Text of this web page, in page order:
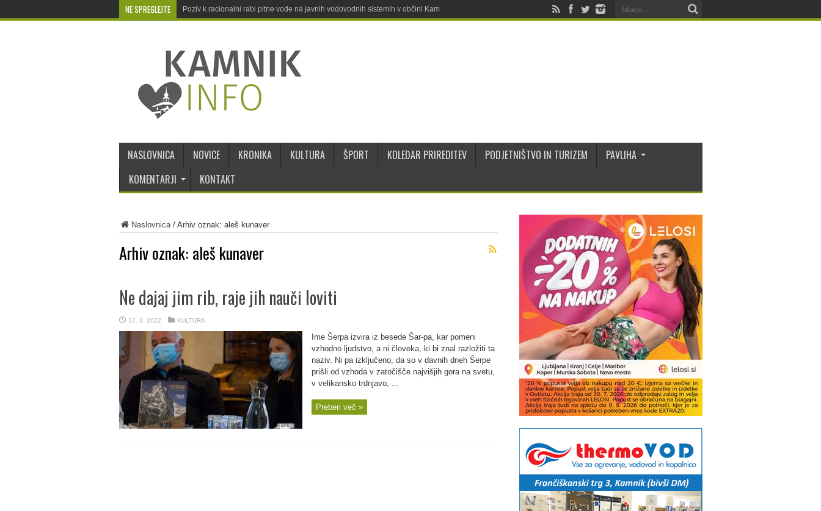
NE SPREGLEJTE Poziv k racionalni rabi pitne vode na javnih vodovodnih sistemih v občini Kamnik
NASLOVNICA NOVICE KRONIKA KULTURA ŠPORT KOLEDAR PRIREDITEV PODJETNIŠTVO IN TURIZEM
PAVLIHA
KOMENTARJI
KONTAKT
Naslovnica/ Arhiv oznak: aleš kunaver
Arhiv oznak: aleš kunaver
Ne dajaj jim rib, raje jih nauči loviti
17. 3. 2022 KULTURA
Ime Šerpa izvira iz besede Šar-pa, kar pomeni
vzhodno ljudstvo, a ni človeka, ki bi znal razložiti ta
naziv. Ni pa izključeno, da so v davnih dneh Šerpe
prišli od vzhoda v zatočišče najvišjih gora na svetu,
v velikansko trdnjavo, ...
Preberi več »